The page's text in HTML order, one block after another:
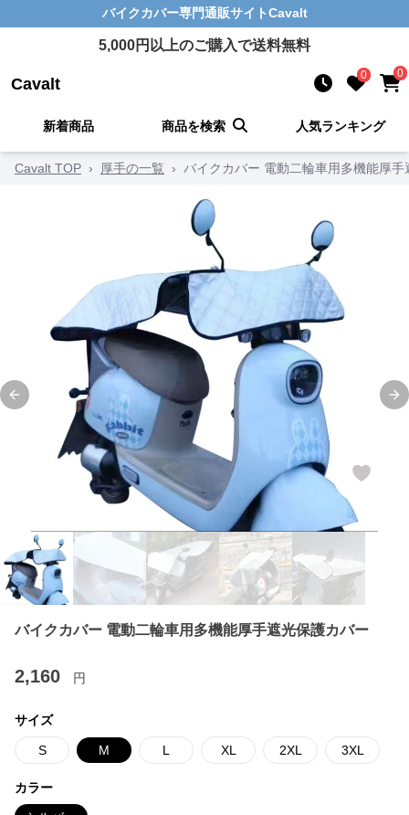
バイクカバー専門通販サイトCavalt
5,000円以上のご購入で送料無料
Cavalt 0 0
新着商品 商品を検索 人気ランキング
Cavalt TOP › 厚手の一覧 › バイクカバー 電動二輪車用多機能厚手
Previous slide
バイクカバー 電動二輪車用多機能厚手遮光保護カバー
2,160 円
サイズ
S M L XL 2XL 3XL
カラー